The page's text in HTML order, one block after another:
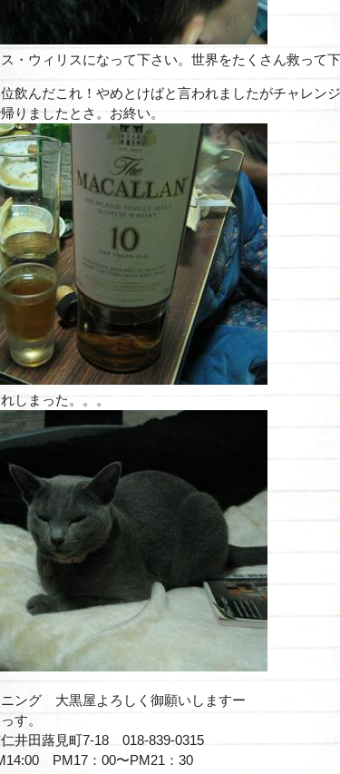
・ウィリスになって下さい。世界をたくさん救って下
飲んだこれ！やめとけばと言われましたがチャレン
りましたとさ。お終い。
しまった。。。
ング 大黒屋よろしく御願いしますー
す。
井田蕗見町7-18 018-839-0315
PM17：00〜PM21：30